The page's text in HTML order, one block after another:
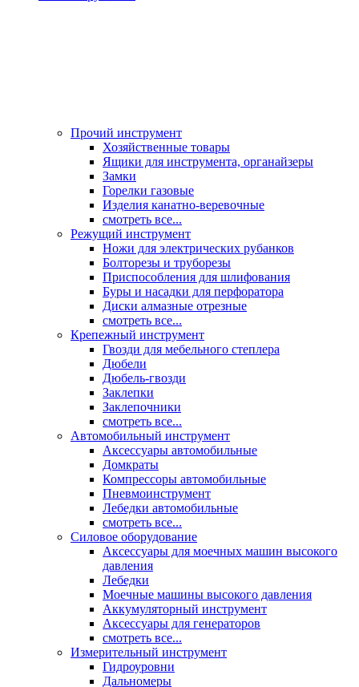
Прочий инструмент
Хозяйственные товары
Ящики для инструмента, органайзеры
Замки
Горелки газовые
Изделия канатно-веревочные
смотреть все...
Режущий инструмент
Ножи для электрических рубанков
Болторезы и труборезы
Приспособления для шлифования
Буры и насадки для перфоратора
Диски алмазные отрезные
смотреть все...
Крепежный инструмент
Гвозди для мебельного степлера
Дюбели
Дюбель-гвозди
Заклепки
Заклепочники
смотреть все...
Автомобильный инструмент
Аксессуары автомобильные
Домкраты
Компрессоры автомобильные
Пневмоинструмент
Лебедки автомобильные
смотреть все...
Силовое оборудование
Аксессуары для моечных машин высокого
давления
Лебедки
Моечные машины высокого давления
Аккумуляторный инструмент
Аксессуары для генераторов
смотреть все...
Измерительный инструмент
Гидроуровни
Дальномеры